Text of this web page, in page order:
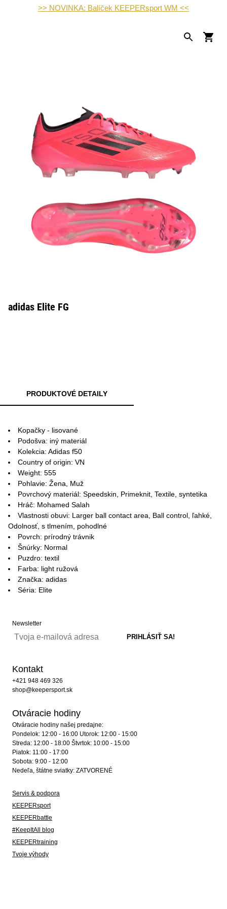
>> NOVINKA: Balíček KEEPERsport WM <<
adidas Elite FG
PRODUKTOVÉ DETAILY
Kopačky - lisované
Podošva: iný materiál
Kolekcia: Adidas f50
Country of origin: VN
Weight: 555
Pohlavie: Žena, Muž
Povrchový materiál: Speedskin, Primeknit, Textile, syntetika
Hráč: Mohamed Salah
Vlastnosti obuvi: Larger ball contact area, Ball control, ľahké,
Odolnosť, s tlmením, pohodlné
Povrch: prírodný trávnik
Šnúrky: Normal
Puzdro: textil
Farba: light ružová
Značka: adidas
Séria: Elite
Newsletter
Kontakt
+421 948 469 326
shop@keepersport.sk
Otváracie hodiny
Otváracie hodiny našej predajne:
Pondelok: 12:00 - 16:00 Utorok: 12:00 - 15:00
Streda: 12:00 - 18:00 Štvrtok: 10:00 - 15:00
Piatok: 11:00 - 17:00
Sobota: 9:00 - 12:00
Nedeľa, štátne sviatky: ZATVORENÉ
Servis & podpora
KEEPERsport
KEEPERbattle
#KeepItAll blog
KEEPERtraining
Tvoje výhody